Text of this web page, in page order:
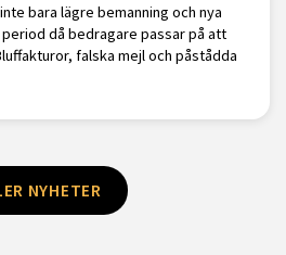
bara lägre bemanning och nya
då bedragare passar på att
falska mejl och påstådda
NYHETER